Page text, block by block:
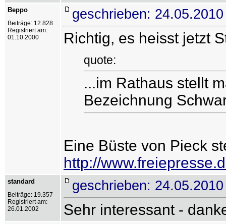
Beppo
Beiträge: 12.828
Registriert am:
01.10.2000
geschrieben:
Richtig, es heisst jetzt
quote:
...im Rathaus stellt
Bezeichnung
Eine Büste von Pieck
http://
standard
Beiträge: 19.357
Registriert am:
26.01.2002
geschrieben:
Sehr interessant -